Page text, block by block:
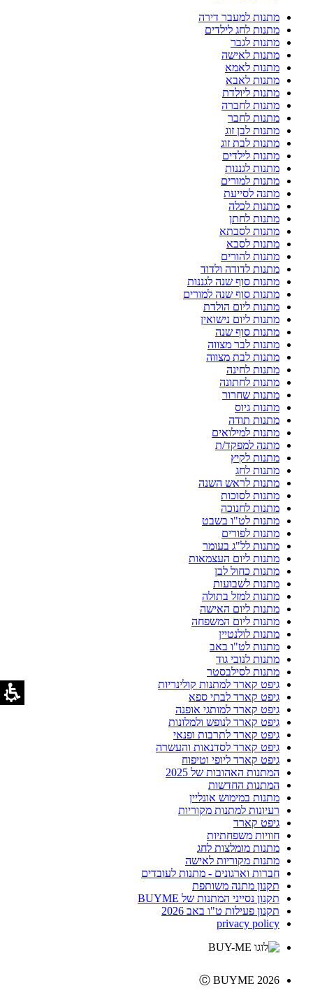
מתנות למעבר דירה
מתנות לחג לילדים
מתנות לגבר
מתנות לאישה
מתנות לאמא
מתנות לאבא
מתנות ליולדת
מתנות לחברה
מתנות לחבר
מתנות לבן זוג
מתנות לבת זוג
מתנות לילדים
מתנות לגננות
מתנות למורים
מתנה לסייעת
מתנות לכלה
מתנות לחתן
מתנות לסבתא
מתנות לסבא
מתנות להורים
מתנות לדודה ולדוד
מתנות סוף שנה לגננות
מתנות סוף שנה למורים
מתנות ליום הולדת
מתנות ליום נישואין
מתנות סוף שנה
מתנות לבר מצווה
מתנות לבת מצווה
מתנות לחינה
מתנות לחתונה
מתנות שחרור
מתנות גיוס
מתנות תודה
מתנות למילואים
מתנה למפקד/ת
מתנות לקיץ
מתנות לחג
מתנות לראש השנה
מתנות לסוכות
מתנות לחנוכה
מתנות לט"ו בשבט
מתנות לפורים
מתנות לל"ג בעומר
מתנות ליום העצמאות
מתנות כחול לבן
מתנות לשבועות
מתנות למזל בתולה
מתנות ליום האישה
מתנות ליום המשפחה
מתנות לולנטיין
מתנות לט"ו באב
מתנות לנובי גוד
מתנות לסילבסטר
גיפט קארד למתנות קולינריות
גיפט קארד לבתי ספא
גיפט קארד למותגי אופנה
גיפט קארד לנופש ולמלונות
גיפט קארד לתרבות ופנאי
גיפט קארד לסדנאות והעשרה
גיפט קארד ליופי וטיפוח
המתנות האהובות של 2025
המתנות החדשות
מתנות במימוש אונליין
רעיונות למתנות מקוריות
גיפט קארד
חוויות משפחתיות
מתנות מומלצות לחג
מתנות מקוריות לאישה
חברות וארגונים - מתנות לעובדים
תקנון מתנה משותפת
תקנון נסייני המתנות של BUYME
תקנון פעילות ט"ו באב 2026
privacy policy
Ⓒ BUYME 2026